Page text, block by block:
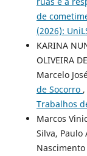
de
(2026):
KARINA
OLIVEIRA
Marcelo
de Socorro ,
Trabalhos
Marcos
Silva, Paulo
Nascimento